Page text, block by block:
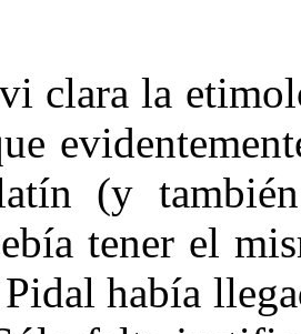
clara la
(y
tener el
había